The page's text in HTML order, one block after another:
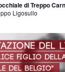
di Treppo
Ligosullo